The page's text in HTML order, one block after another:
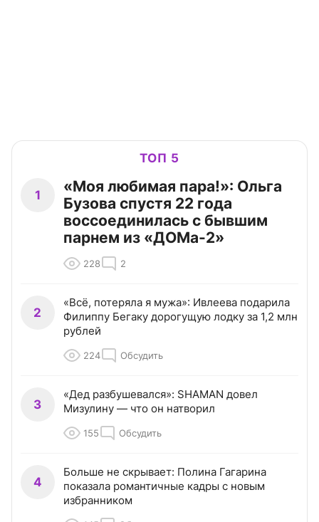
ТОП 5
1
«Моя любимая пара!»: Ольга
Бузова спустя 22 года
воссоединилась с бывшим
парнем из «ДОМа-2»
228 2
2
«Всё, потеряла я мужа»: Ивлеева подарила
Филиппу Бегаку дорогущую лодку за 1,2 млн
рублей
224 Обсудить
3
«Дед разбушевался»: SHAMAN довел
Мизулину — что он натворил
155 Обсудить
4
Больше не скрывает: Полина Гагарина
показала романтичные кадры с новым
избранником